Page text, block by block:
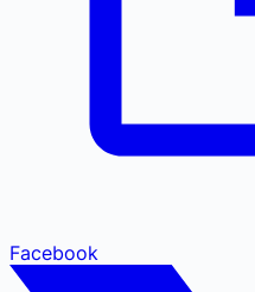
Facebook